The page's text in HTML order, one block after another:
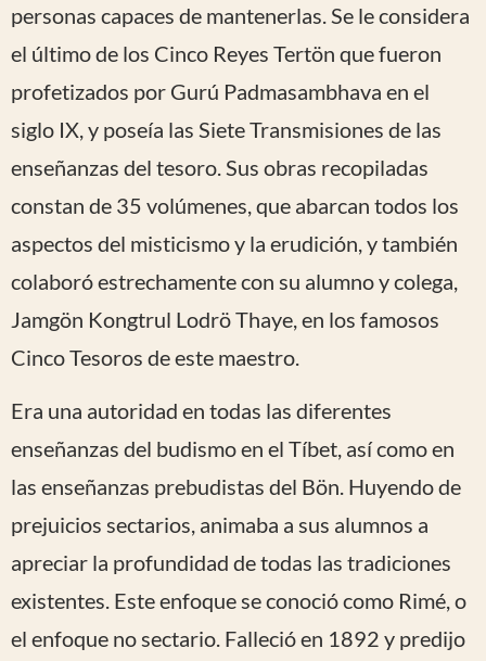
personas capaces de mantenerlas. Se le considera
el último de los Cinco Reyes Tertön que fueron
profetizados por Gurú Padmasambhava en el
siglo IX, y poseía las Siete Transmisiones de las
enseñanzas del tesoro. Sus obras recopiladas
constan de 35 volúmenes, que abarcan todos los
aspectos del misticismo y la erudición, y también
colaboró estrechamente con su alumno y colega,
Jamgön Kongtrul Lodrö Thaye, en los famosos
Cinco Tesoros de este maestro.
Era una autoridad en todas las diferentes
enseñanzas del budismo en el Tíbet, así como en
las enseñanzas prebudistas del Bön. Huyendo de
prejuicios sectarios, animaba a sus alumnos a
apreciar la profundidad de todas las tradiciones
existentes. Este enfoque se conoció como Rimé, o
el enfoque no sectario. Falleció en 1892 y predijo